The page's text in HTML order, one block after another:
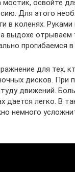
мостик, освойте
Для этого
в коленях.
выдохе отрываем
прогибаемся в
для тех,
дисков. При
движений.
дается легко. В
немного